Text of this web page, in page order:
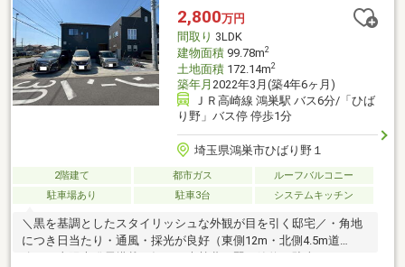
トナーであること。4.ウソやおとり広告は一切使いません。(デー
タ更新は迅速に行います。）5.お客様の個人情報は細心の注意を
払って取り扱いします。
2,800万円
間取り 3LDK
建物面積99.78m2
土地面積172.14m2
築年月 2022年3月(築4年6ヶ月)
ＪＲ高崎線 鴻巣駅 バス6分/「ひば
り野」バス停 停歩1分
埼玉県鴻巣市ひばり野１
2階建て 都市ガス
ルーフバルコニー
駐車場あり
駐車3台 システムキッチン
＼黒を基調としたスタイリッシュな外観が目を引く邸宅／・角地
につき日当たり・通風・採光が良好（東側12m・北側4.5m道